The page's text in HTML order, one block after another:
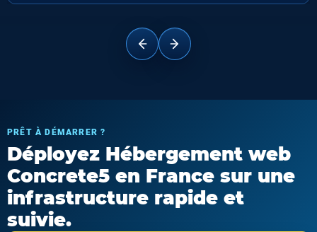
PRÊT À DÉMARRER ?
Déployez Hébergement web
Concrete5 en France sur une
infrastructure rapide et
suivie.